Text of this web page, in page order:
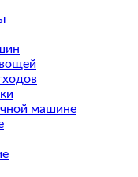
машине